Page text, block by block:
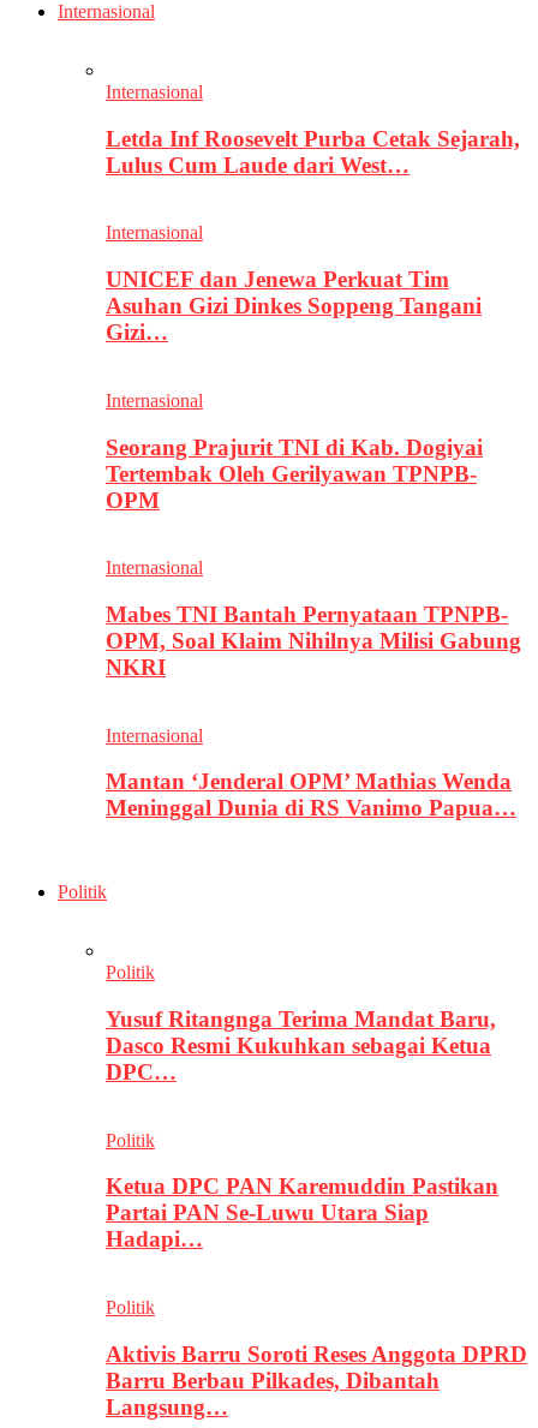
Internasional
Internasional
Letda Inf Roosevelt Purba Cetak Sejarah,
Lulus Cum Laude dari West…
Internasional
UNICEF dan Jenewa Perkuat Tim
Asuhan Gizi Dinkes Soppeng Tangani
Gizi…
Internasional
Seorang Prajurit TNI di Kab. Dogiyai
Tertembak Oleh Gerilyawan TPNPB-
OPM
Internasional
Mabes TNI Bantah Pernyataan TPNPB-
OPM, Soal Klaim Nihilnya Milisi Gabung
NKRI
Internasional
Mantan ‘Jenderal OPM’ Mathias Wenda
Meninggal Dunia di RS Vanimo Papua…
Politik
Politik
Yusuf Ritangnga Terima Mandat Baru,
Dasco Resmi Kukuhkan sebagai Ketua
DPC…
Politik
Ketua DPC PAN Karemuddin Pastikan
Partai PAN Se-Luwu Utara Siap
Hadapi…
Politik
Aktivis Barru Soroti Reses Anggota DPRD
Barru Berbau Pilkades, Dibantah
Langsung…